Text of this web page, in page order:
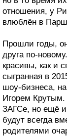
отношения, у
влюблён в
Прошли годы,
друга по-
красивы, как и
сыгранная в
шоу-бизнеса,
Игорем Крутым.
ЗАГСе, но ещё и
будут всегда
родителями